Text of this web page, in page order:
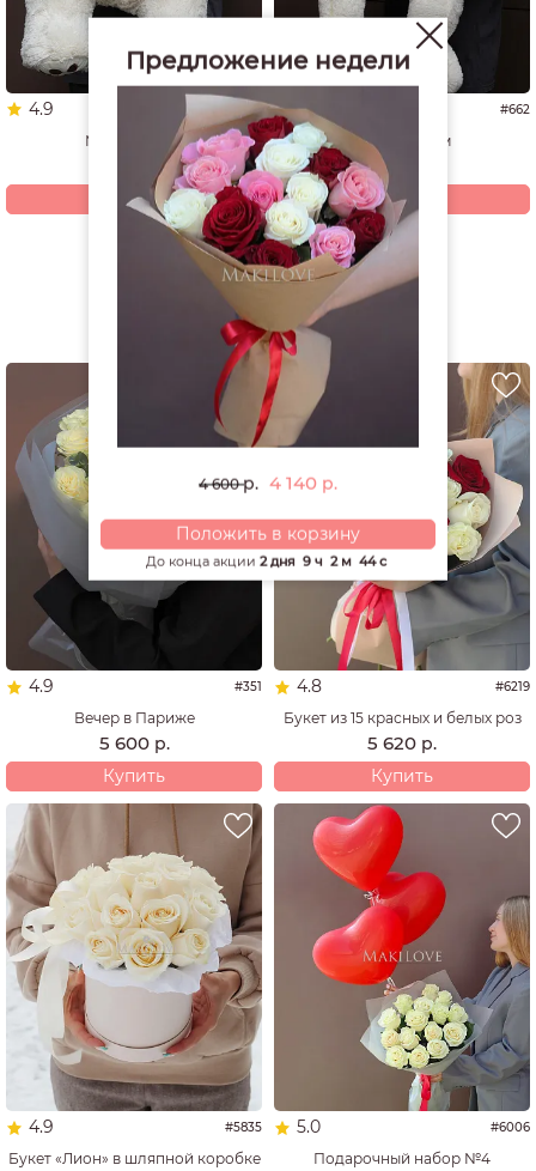
4.9 #1337
Мишка 60 см
р.
Купить
5.0 #662
Мишка 70 см
4 200
Купить
Смотреть все открытки и игрушки
РЕКОМЕНДУЕМ
4.9 #351
Вечер в Париже
5 600 р.
Купить
4.8 #6219
Букет из 15 красных и белых роз
5 620 р.
Купить
4.9 #5835
Букет «Лион» в шляпной коробке
5.0 #6006
Подарочный набор №4
Предложение недели
4 600р. 4 140 р.
Положить в корзину
До конца акции 2 дня 9 ч 2 м 43 с